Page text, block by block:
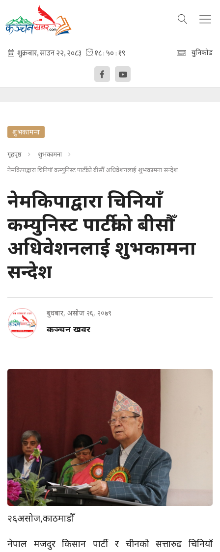
युनिकोड
शुभकामना
गृहपृष्ठ
शुभकामना
नेमकिपाद्वारा चिनियाँ कम्युनिस्ट पार्टीको बीसौँ अधिवेशनलाई शुभकामना सन्देश
नेमकिपाद्वारा चिनियाँ
कम्युनिस्ट पार्टीको बीसौँ
अधिवेशनलाई शुभकामना
सन्देश
बुधबार, असोज २६, २०७९
कञ्चन खवर
२६असोज,काठमाडौँ
नेपाल मजदुर किसान पार्टी र चीनको सत्तारुढ चिनियाँ